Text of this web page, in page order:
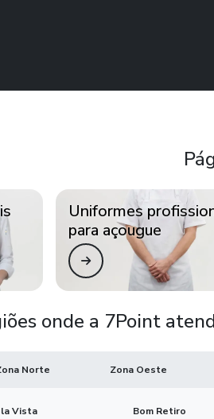
Uniformes
para açougue
onde a 7Point
Norte Zona Oeste
Vista Bom Retiro